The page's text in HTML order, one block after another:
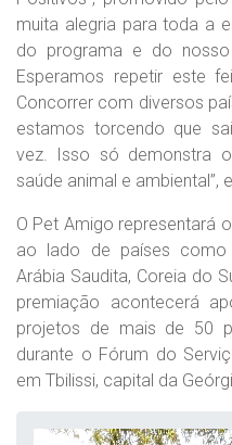
muita alegria para toda a
do programa e do
Esperamos repetir este
Concorrer com diversos
estamos torcendo que
vez. Isso só demonstra
saúde animal e ambiental”,
O Pet Amigo representará
ao lado de países como
Arábia Saudita, Coreia do
premiação acontecerá
projetos de mais de 50
durante o Fórum do
em Tbilissi, capital da